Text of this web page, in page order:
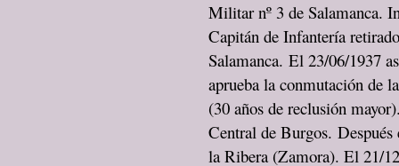
Militar nº 3 de Salamanca.
Capitán de Infantería
Salamanca. El 23/06/1937
aprueba la conmutación de
(30 años de reclusión
Central de Burgos. Después
la Ribera (Zamora). El 21/